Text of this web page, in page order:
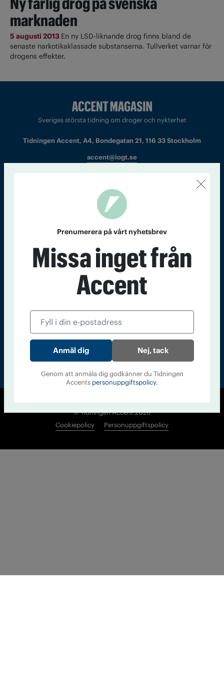
marknaden
5 augusti 2013 En ny LSD-liknande drog finns bland de
senaste narkotikaklassade substanserna. Tullverket varnar för
drogens effekter.
Sveriges största tidning om droger och nykterhet
Tidningen Accent, A4, Bondegatan 21, 116 33 Stockholm
accent@iogt.se
Chefredaktör och ansvarig utgivare: Barbro Janson Lundkvist,
Om Tidningen Tidningsarkiv In English
nummer av
© Tidningen Accent 2026
Cookiepolicy
Personuppgiftspolicy
Prenumerera på vårt nyhetsbrev
Missa inget från
Accent
Nej, tack
Genom att anmäla dig godkänner du Tidningen
Accents personuppgiftspolicy.